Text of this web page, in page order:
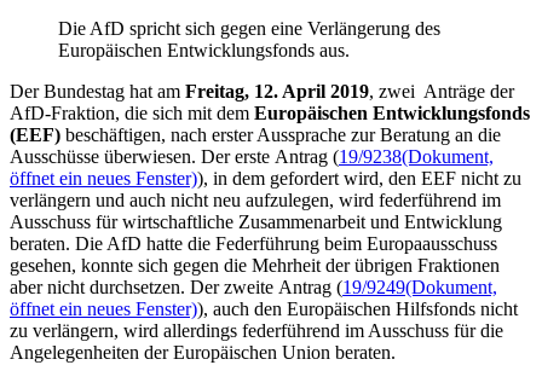
Die AfD spricht sich gegen eine Verlängerung des
Europäischen Entwicklungsfonds aus.
Der Bundestag hat am Freitag, 12. April 2019, zwei Anträge der
AfD-Fraktion, die sich mit dem Europäischen Entwicklungsfonds
(EEF) beschäftigen, nach erster Aussprache zur Beratung an die
Ausschüsse überwiesen. Der erste Antrag (19/9238(Dokument,
öffnet ein neues Fenster)), in dem gefordert wird, den EEF nicht zu
verlängern und auch nicht neu aufzulegen, wird federführend im
Ausschuss für wirtschaftliche Zusammenarbeit und Entwicklung
beraten. Die AfD hatte die Federführung beim Europaausschuss
gesehen, konnte sich gegen die Mehrheit der übrigen Fraktionen
aber nicht durchsetzen. Der zweite Antrag (19/9249(Dokument,
öffnet ein neues Fenster)), auch den Europäischen Hilfsfonds nicht
zu verlängern, wird allerdings federführend im Ausschuss für die
Angelegenheiten der Europäischen Union beraten.